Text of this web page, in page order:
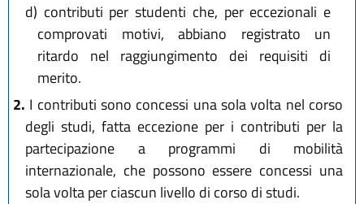
d) contributi per studenti che, per eccezionali e
comprovati motivi, abbiano registrato un
ritardo nel raggiungimento dei requisiti di
merito.
2. I contributi sono concessi una sola volta nel corso
degli studi, fatta eccezione per i contributi per la
partecipazione a programmi di mobilità
internazionale, che possono essere concessi una
sola volta per ciascun livello di corso di studi.